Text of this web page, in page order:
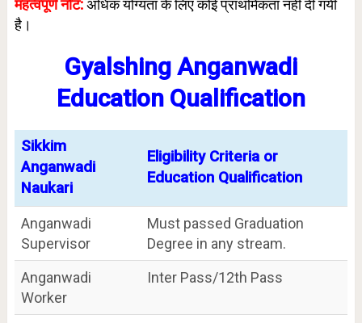
महत्वपूर्ण नोट: अधिक योग्यता के लिए कोई प्राथमिकता नहीं दी गयी
है।
Gyalshing Anganwadi
Education Qualification
Sikkim
Anganwadi
Naukari
Eligibility Criteria or
Education Qualification
Anganwadi
Supervisor
Must passed Graduation
Degree in any stream.
Anganwadi
Worker
Inter Pass/12th Pass